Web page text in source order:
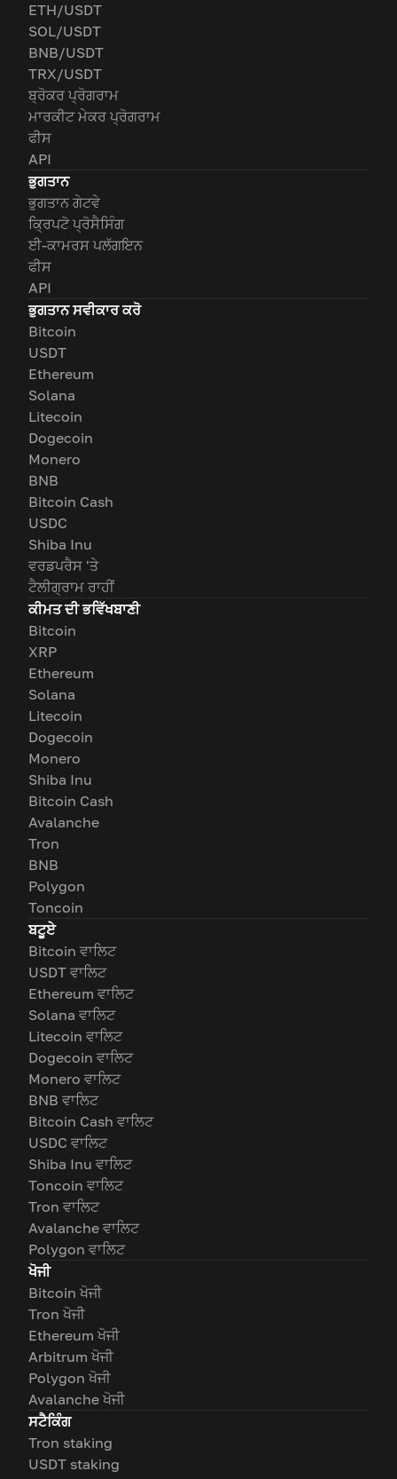
ETH/USDT
SOL/USDT
BNB/USDT
TRX/USDT
ਬ੍ਰੋਕਰ ਪ੍ਰੋਗਰਾਮ
ਮਾਰਕੀਟ ਮੇਕਰ ਪ੍ਰੋਗਰਾਮ
ਫੀਸ
API
ਭੁਗਤਾਨ
ਭੁਗਤਾਨ ਗੇਟਵੇ
ਕ੍ਰਿਪਟੋ ਪ੍ਰੋਸੈਸਿੰਗ
ਈ-ਕਾਮਰਸ ਪਲੱਗਇਨ
ਫੀਸ
API
ਭੁਗਤਾਨ ਸਵੀਕਾਰ ਕਰੋ
Bitcoin
USDT
Ethereum
Solana
Litecoin
Dogecoin
Monero
BNB
Bitcoin Cash
USDC
Shiba Inu
ਵਰਡਪਰੈਸ 'ਤੇ
ਟੈਲੀਗ੍ਰਾਮ ਰਾਹੀਂ
ਕੀਮਤ ਦੀ ਭਵਿੱਖਬਾਣੀ
Bitcoin
XRP
Ethereum
Solana
Litecoin
Dogecoin
Monero
Shiba Inu
Bitcoin Cash
Avalanche
Tron
BNB
Polygon
Toncoin
ਬਟੂਏ
Bitcoin ਵਾਲਿਟ
USDT ਵਾਲਿਟ
Ethereum ਵਾਲਿਟ
Solana ਵਾਲਿਟ
Litecoin ਵਾਲਿਟ
Dogecoin ਵਾਲਿਟ
Monero ਵਾਲਿਟ
BNB ਵਾਲਿਟ
Bitcoin Cash ਵਾਲਿਟ
USDC ਵਾਲਿਟ
Shiba Inu ਵਾਲਿਟ
Toncoin ਵਾਲਿਟ
Tron ਵਾਲਿਟ
Avalanche ਵਾਲਿਟ
Polygon ਵਾਲਿਟ
ਖੋਜੀ
Bitcoin ਖੋਜੀ
Tron ਖੋਜੀ
Ethereum ਖੋਜੀ
Arbitrum ਖੋਜੀ
Polygon ਖੋਜੀ
Avalanche ਖੋਜੀ
ਸਟੈਕਿੰਗ
Tron staking
USDT staking